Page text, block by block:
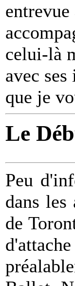
celui-là
avec
que je
Le
Peu
dans
de